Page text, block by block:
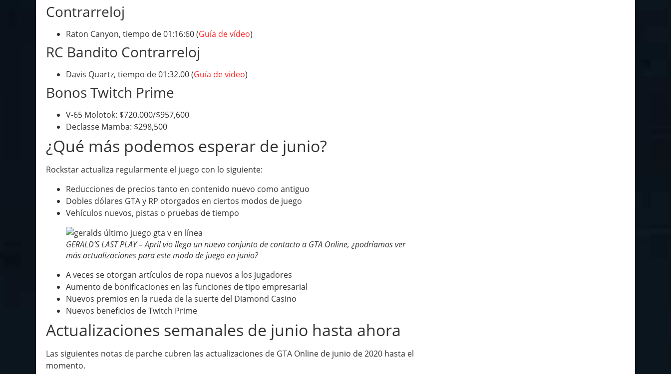
Contrarreloj
Raton Canyon, tiempo de 01:16:60 (Guía de vídeo)
RC Bandito Contrarreloj
Davis Quartz, tiempo de 01:32.00 (Guía de video)
Bonos Twitch Prime
V-65 Molotok: $720.000/$957,600
Declasse Mamba: $298,500
¿Qué más podemos esperar de junio?
Rockstar actualiza regularmente el juego con lo siguiente:
Reducciones de precios tanto en contenido nuevo como antiguo
Dobles dólares GTA y RP otorgados en ciertos modos de juego
Vehículos nuevos, pistas o pruebas de tiempo
GERALD’S LAST PLAY – April vio llega un nuevo conjunto de contacto a GTA Online, ¿podríamos ver
más actualizaciones para este modo de juego en junio?
A veces se otorgan artículos de ropa nuevos a los jugadores
Aumento de bonificaciones en las funciones de tipo empresarial
Nuevos premios en la rueda de la suerte del Diamond Casino
Nuevos beneficios de Twitch Prime
Actualizaciones semanales de junio hasta ahora
Las siguientes notas de parche cubren las actualizaciones de GTA Online de junio de 2020 hasta el
momento.